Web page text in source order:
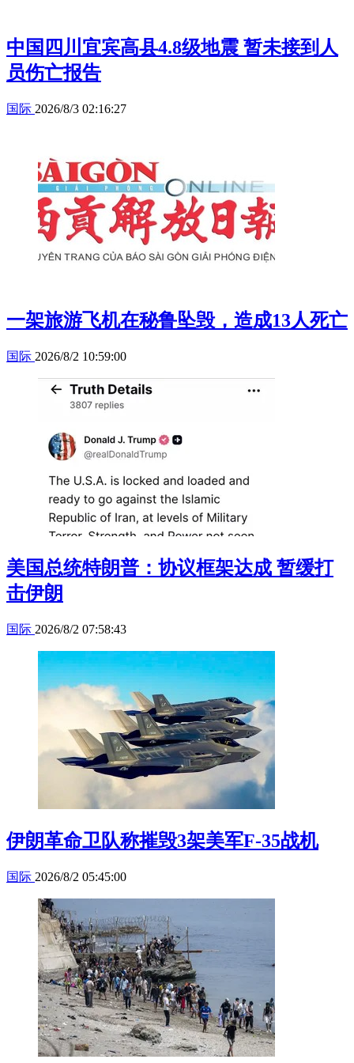
中国四川宜宾高县4.8级地震 暂未接到人
员伤亡报告
国际 2026/8/3 02:16:27
一架旅游飞机在秘鲁坠毁，造成13人死亡
国际 2026/8/2 10:59:00
美国总统特朗普：协议框架达成 暂缓打
击伊朗
国际 2026/8/2 07:58:43
伊朗革命卫队称摧毁3架美军F-35战机
国际 2026/8/2 05:45:00